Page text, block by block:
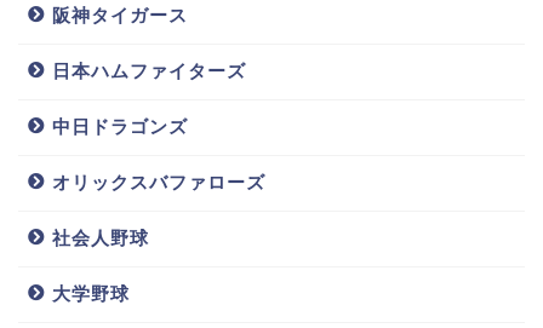
阪神タイガース
日本ハムファイターズ
中日ドラゴンズ
オリックスバファローズ
社会人野球
大学野球